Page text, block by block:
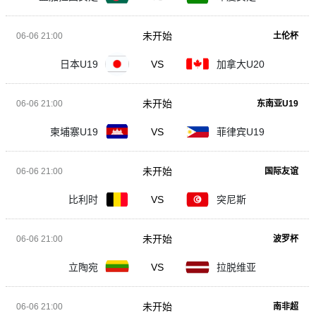
06-06 21:00 土伦杯
日本U19 VS 加拿大U20
未开始
06-06 21:00 东南亚U19
柬埔寨U19 VS 菲律宾U19
未开始
06-06 21:00 国际友谊
比利时 VS 突尼斯
未开始
06-06 21:00 波罗杯
立陶宛 VS 拉脱维亚
未开始
06-06 21:00 南非超
未开始